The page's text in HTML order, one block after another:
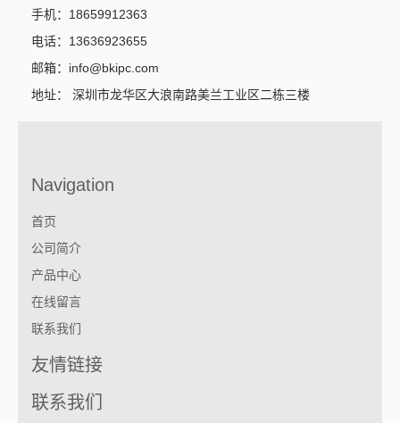
手机：18659912363
电话：13636923655
邮箱：info@bkipc.com
地址： 深圳市龙华区大浪南路美兰工业区二栋三楼
Navigation
首页
公司简介
产品中心
在线留言
联系我们
友情链接
联系我们